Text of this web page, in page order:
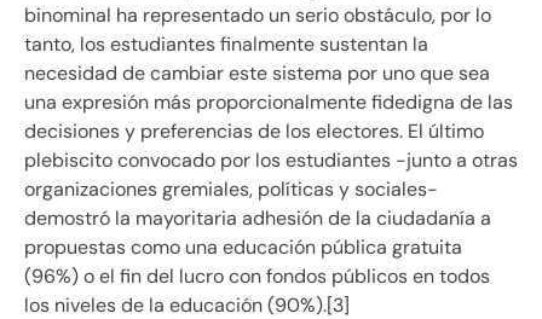
binominal ha representado un serio obstáculo, por lo
tanto, los estudiantes finalmente sustentan la
necesidad de cambiar este sistema por uno que sea
una expresión más proporcionalmente fidedigna de las
decisiones y preferencias de los electores. El último
plebiscito convocado por los estudiantes -junto a otras
organizaciones gremiales, políticas y sociales-
demostró la mayoritaria adhesión de la ciudadanía a
propuestas como una educación pública gratuita
(96%) o el fin del lucro con fondos públicos en todos
los niveles de la educación (90%).[3]